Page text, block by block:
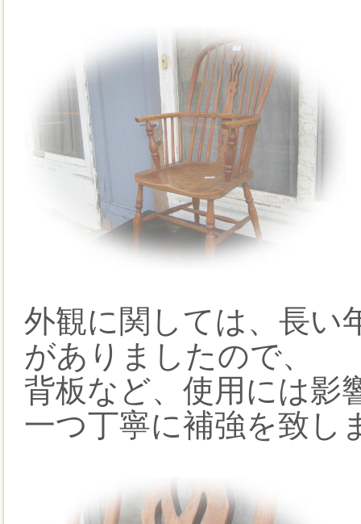
外観に関しては、長い
がありましたので、
背板など、使用には影
一つ丁寧に補強を致し